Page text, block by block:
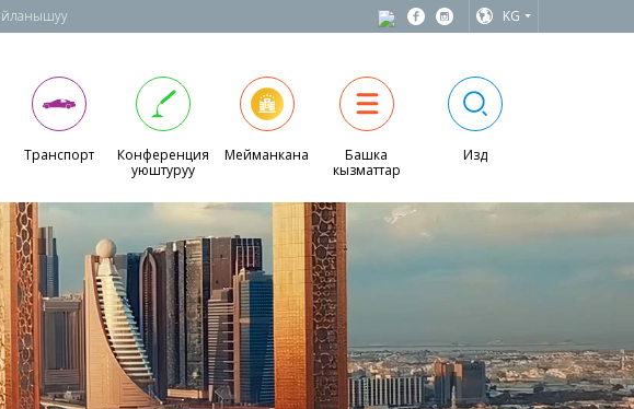
KG
Транспорт
Конференция
уюштуруу
Мейманкана
Башка
кызматтар
Издөө